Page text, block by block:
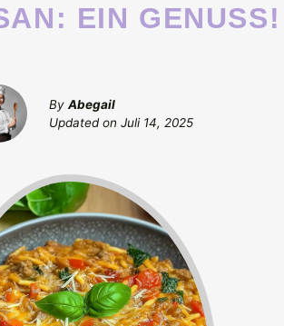
EIN GENUSS!
By Abegail
Updated on Juli 14, 2025